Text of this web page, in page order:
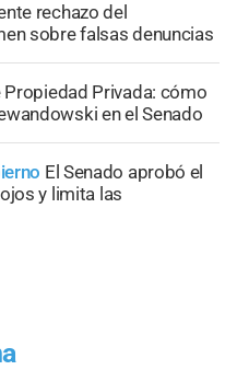
rechazo del
sobre falsas denuncias
Propiedad Privada: cómo
en el Senado
El Senado aprobó el
y limita las